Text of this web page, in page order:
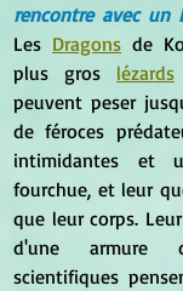
rencontre avec un
Les Dragons de
plus gros lézards
peuvent peser
de féroces
intimidantes et
fourchue, et leur
que leur corps.
d'une armure
scientifiques